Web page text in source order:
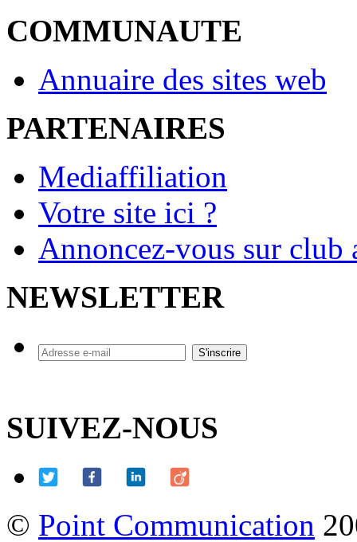
COMMUNAUTE
Annuaire des sites web
PARTENAIRES
Mediaffiliation
Votre site ici ?
Annoncez-vous sur
NEWSLETTER
SUIVEZ-NOUS
© Point Communication